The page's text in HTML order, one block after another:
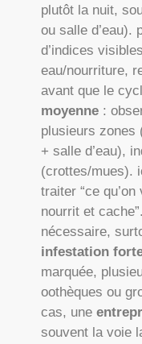
plutôt la nuit,
ou salle d’eau).
d’indices
eau/nourriture,
avant que le
moyenne :
plusieurs zones
+ salle d’eau),
(crottes/mues).
traiter “ce
nourrit et
nécessaire,
infestation
marquée,
oothèques ou
cas, une
souvent la voie